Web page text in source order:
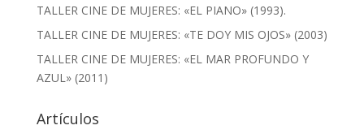
TALLER CINE DE MUJERES: «EL PIANO» (1993).
TALLER CINE DE MUJERES: «TE DOY MIS OJOS» (2003)
TALLER CINE DE MUJERES: «EL MAR PROFUNDO Y
AZUL» (2011)
Artículos